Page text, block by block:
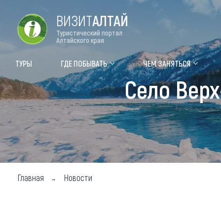
Туры Где
ВИЗИТАЛТАЙ
Туристический портал
Алтайского края
ТУРЫ ГДЕ ПОБЫВАТЬ ЧЕМ ЗАНЯТЬСЯ
Село
Главная Новости